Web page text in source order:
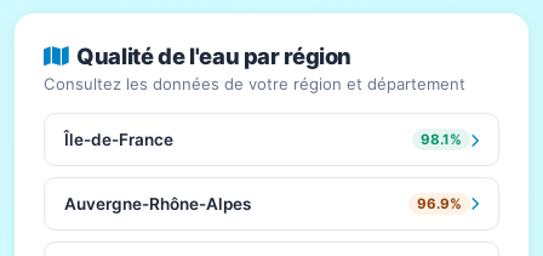
Qualité de l'eau par région
Consultez les données de votre région et département
Île-de-France 98.1%
Auvergne-Rhône-Alpes 96.9%